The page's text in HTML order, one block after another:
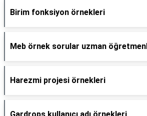
Birim fonksiyon örnekleri
Meb örnek sorular uzman
Harezmi projesi örnekleri